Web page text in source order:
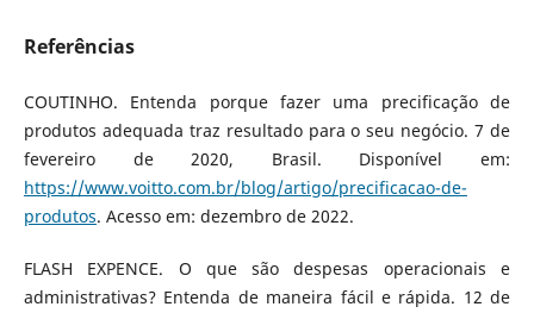
Referências
COUTINHO. Entenda porque fazer uma precificação de
produtos adequada traz resultado para o seu negócio. 7 de
fevereiro de 2020, Brasil. Disponível em:
https://www.voitto.com.br/blog/artigo/precificacao-de-
produtos. Acesso em: dezembro de 2022.
FLASH EXPENCE. O que são despesas operacionais e
administrativas? Entenda de maneira fácil e rápida. 12 de